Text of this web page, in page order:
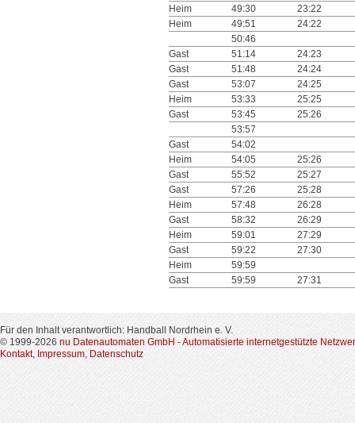
Heim
49:30
23:22
Heim
49:51
24:22
50:46
Gast
51:14
24:23
Gast
51:48
24:24
Gast
53:07
24:25
Heim
53:33
25:25
Gast
53:45
25:26
53:57
Gast
54:02
Heim
54:05
25:26
Gast
55:52
25:27
Gast
57:26
25:28
Heim
57:48
26:28
Gast
58:32
26:29
Heim
59:01
27:29
Gast
59:22
27:30
Heim
59:59
Gast
59:59 27:31
Für den Inhalt verantwortlich: Handball Nordrhein e. V.
© 1999-2026 nu Datenautomaten GmbH - Automatisierte internetgestützte
Kontakt, Impressum, Datenschutz